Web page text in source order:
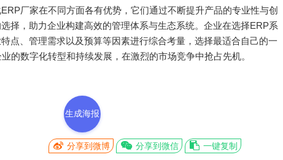
厂家在不同方面各有优势，它们通过不断提升产品的专业性与创
择，助力企业构建高效的管理体系与生态系统。企业在选择ERP系
点、管理需求以及预算等因素进行综合考量，选择最适合自己的一
的数字化转型和持续发展，在激烈的市场竞争中抢占先机。
生成海报
分享到微博 分享到微信 一键复制